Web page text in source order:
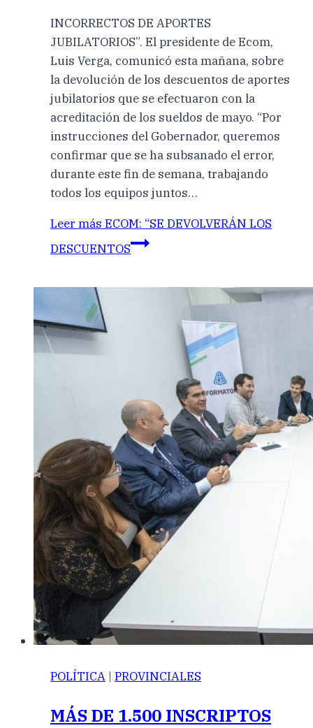
INCORRECTOS DE APORTES
JUBILATORIOS”. El presidente de Ecom,
Luis Verga, comunicó esta mañana, sobre
la devolución de los descuentos de aportes
jubilatorios que se efectuaron con la
acreditación de los sueldos de mayo. “Por
instrucciones del Gobernador, queremos
confirmar que se ha subsanado el error,
durante este fin de semana, trabajando
todos los equipos juntos…
Leer más ECOM: “SE DEVOLVERÁN LOS
DESCUENTOS
POLÍTICA | PROVINCIALES
MÁS DE 1.500 INSCRIPTOS